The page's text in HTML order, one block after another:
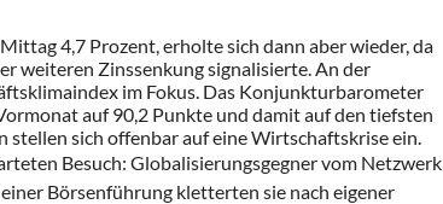
4,7 Prozent, erholte sich dann aber wieder, da
weiteren Zinssenkung signalisierte. An der
im Fokus. Das Konjunkturbarometer
auf 90,2 Punkte und damit auf den tiefsten
sich offenbar auf eine Wirtschaftskrise ein.
Besuch: Globalisierungsgegner vom Netzwerk
Börsenführung kletterten sie nach eigener